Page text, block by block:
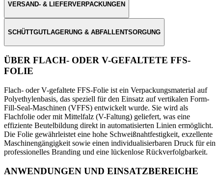
VERSAND- & LIEFERVERPACKUNGEN
SCHÜTTGUTLAGERUNG & ABFALLENTSORGUNG
ÜBER FLACH- ODER V-GEFALTETE FFS-
FOLIE
Flach- oder V-gefaltete FFS-Folie ist ein Verpackungsmaterial auf
Polyethylenbasis, das speziell für den Einsatz auf vertikalen Form-
Fill-Seal-Maschinen (VFFS) entwickelt wurde. Sie wird als
Flachfolie oder mit Mittelfalz (V-Faltung) geliefert, was eine
effiziente Beutelbildung direkt in automatisierten Linien ermöglicht.
Die Folie gewährleistet eine hohe Schweißnahtfestigkeit, exzellente
Maschinengängigkeit sowie einen individualisierbaren Druck für ein
professionelles Branding und eine lückenlose Rückverfolgbarkeit.
ANWENDUNGEN UND EINSATZBEREICHE